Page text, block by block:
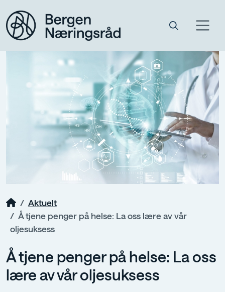
Aktuelt
Å tjene penger på helse: La oss lære av vår
oljesuksess
Å tjene penger på helse: La oss
lære av vår oljesuksess